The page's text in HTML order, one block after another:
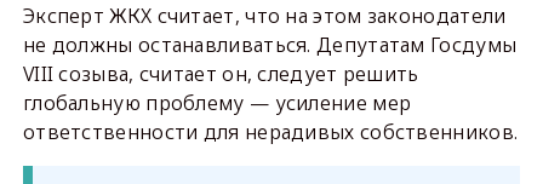
Эксперт ЖКХ считает, что на этом законодатели
не должны останавливаться. Депутатам Госдумы
VIII созыва, считает он, следует решить
глобальную проблему — усиление мер
ответственности для нерадивых собственников.